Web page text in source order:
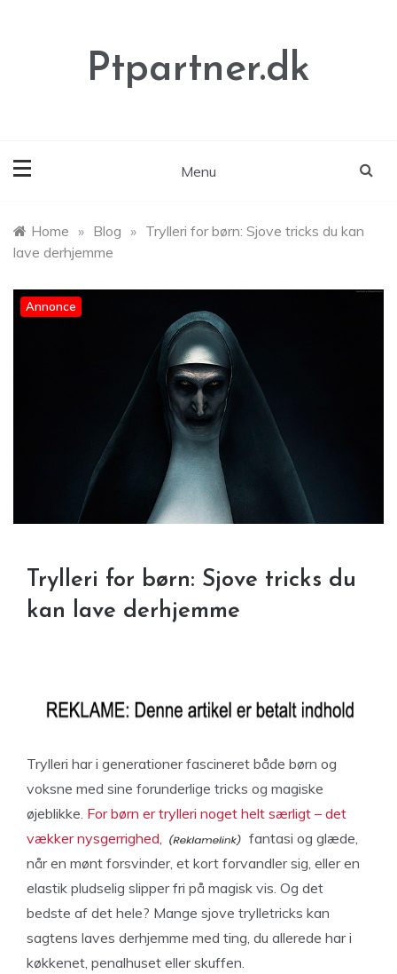
Ptpartner.dk
Menu
Home » Blog » Trylleri for børn: Sjove tricks du kan
lave derhjemme
Annonce
Trylleri for børn: Sjove tricks du
kan lave derhjemme
Trylleri har i generationer fascineret både børn og
voksne med sine forunderlige tricks og magiske
øjeblikke. For børn er trylleri noget helt særligt – det
vækker nysgerrighed,
fantasi og glæde,
når en mønt forsvinder, et kort forvandler sig, eller en
elastik pludselig slipper fri på magisk vis. Og det
bedste af det hele? Mange sjove trylletricks kan
sagtens laves derhjemme med ting, du allerede har i
køkkenet, penalhuset eller skuffen.